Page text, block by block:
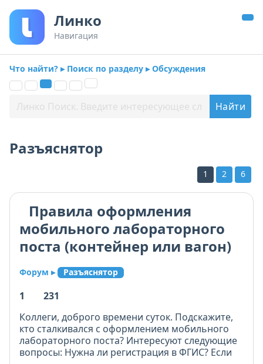
Линко
Навигация
Что найти? ▸ Поиск по разделу ▸ Обсуждения
Разъяснятор
1 2 6
Правила оформления
мобильного лабораторного
поста (контейнер или вагон)
Форум ▸ Разъяснятор
1
231
Коллеги, доброго времени суток. Подскажите,
кто сталкивался с оформлением мобильного
лабораторного поста? Интересуют следующие
вопросы: Нужна ли регистрация в ФГИС? Если